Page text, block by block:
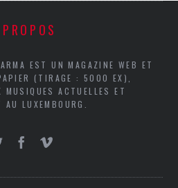
EST UN MAGAZINE WEB ET
(TIRAGE : 5000 EX),
MUSIQUES ACTUELLES ET
LUXEMBOURG.